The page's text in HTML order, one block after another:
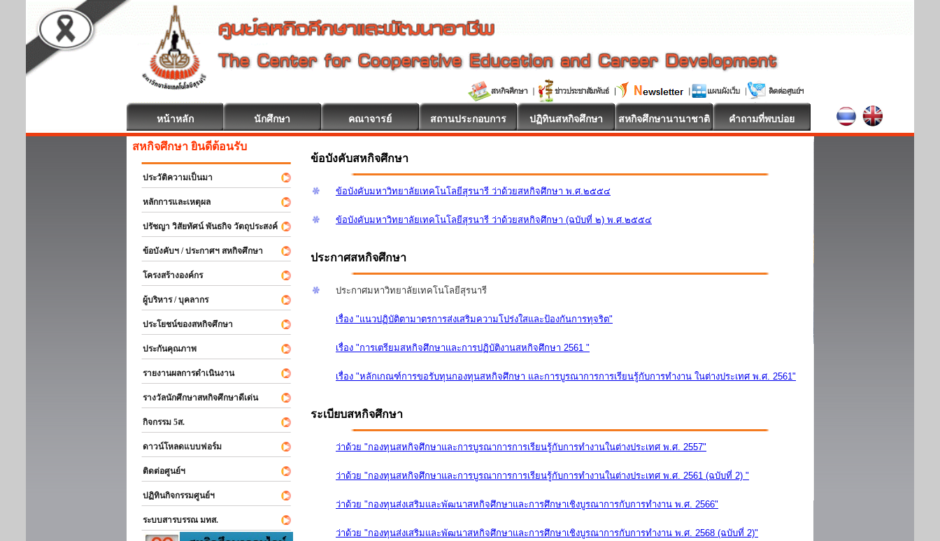
หน้าหลัก นักศึกษา คณาจารย์ สถานประกอบการ ปฏิทินสหกิจศึกษา สหกิจศึกษานานาชาติ คำถามที่พบบ่อย
สหกิจศึกษา ยินดีต้อนรับ
ประวัติความเป็นมา
หลักการและเหตุผล
ปรัชญา วิสัยทัศน์ พันธกิจ วัตถุประสงค์
ข้อบังคับฯ / ประกาศฯ สหกิจศึกษา
โครงสร้างองค์กร
ผู้บริหาร / บุคลากร
ประโยชน์ของสหกิจศึกษา
ประกันคุณภาพ
รายงานผลการดำเนินงาน
รางวัลนักศึกษาสหกิจศึกษาดีเด่น
กิจกรรม 5ส.
ดาวน์โหลดแบบฟอร์ม
ติดต่อศูนย์ฯ
ปฏิทินกิจกรรมศูนย์ฯ
ระบบสารบรรณ มทส.
ข้อบังคับสหกิจศึกษา
ข้อบังคับมหาวิทยาลัยเทคโนโลยีสุรนารี ว่าด้วยสหกิจศึกษา พ.ศ.๒๕๕๔
ข้อบังคับมหาวิทยาลัยเทคโนโลยีสุรนารี ว่าด้วยสหกิจศึกษา (ฉบับที่ ๒) พ.ศ.๒๕๕๔
ประกาศสหกิจศึกษา
ประกาศมหาวิทยาลัยเทคโนโลยีสุรนารี
เรื่อง "แนวปฏิบัติตามาตรการส่งเสริมความโปร่งใสและป้องกันการทุจริต"
เรื่อง "การเตรียมสหกิจศึกษาและการปฏิบัติงานสหกิจศึกษา 2561 "
เรื่อง "หลักเกณฑ์การขอรับทุนกองทุนสหกิจศึกษา และการบูรณาการการเรียนรู้กับการทำงาน ในต่างประเทศ พ.ศ. 2561"
ระเบียบสหกิจศึกษา
ว่าด้วย "กองทุนสหกิจศึกษาและการบูรณาการการเรียนรู้กับการทำงานในต่างประเทศ พ.ศ. 2557"
ว่าด้วย "กองทุนสหกิจศึกษาและการบูรณาการการเรียนรู้กับการทำงานในต่างประเทศ พ.ศ. 2561 (ฉบับที่ 2) "
ว่าด้วย "กองทุนส่งเสริมและพัฒนาสหกิจศึกษาและการศึกษาเชิงบูรณาการกับการทำงาน พ.ศ. 2566"
ว่าด้วย "กองทุนส่งเสริมและพัฒนาสหกิจศึกษาและการศึกษาเชิงบูรณาการกับการทำงาน พ.ศ. 2568 (ฉบับที่ 2)"